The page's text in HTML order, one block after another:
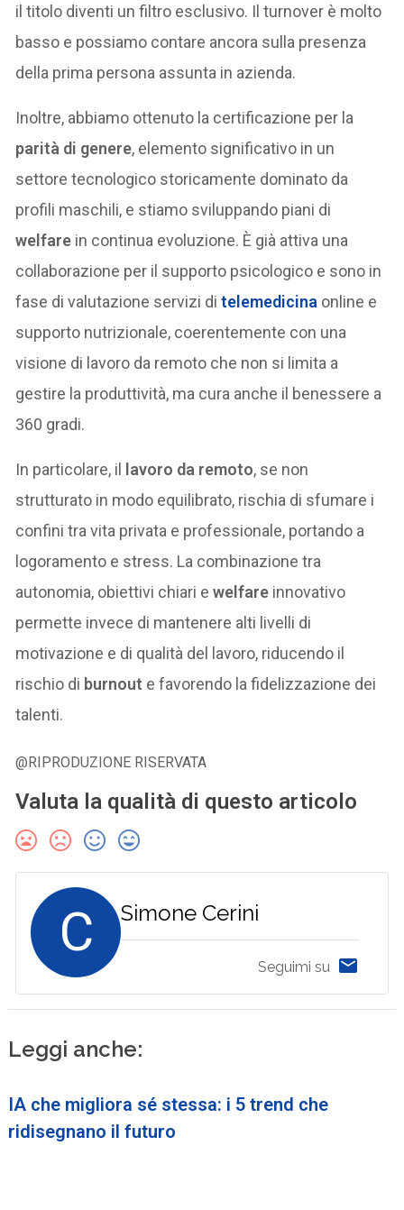
il titolo diventi un filtro esclusivo. Il turnover è molto
basso e possiamo contare ancora sulla presenza
della prima persona assunta in azienda.
Inoltre, abbiamo ottenuto la certificazione per la
parità di genere, elemento significativo in un
settore tecnologico storicamente dominato da
profili maschili, e stiamo sviluppando piani di
welfare in continua evoluzione. È già attiva una
collaborazione per il supporto psicologico e sono in
fase di valutazione servizi ditelemedicina online e
supporto nutrizionale, coerentemente con una
visione di lavoro da remoto che non si limita a
gestire la produttività, ma cura anche il benessere a
360 gradi.
In particolare, il lavoro da remoto, se non
strutturato in modo equilibrato, rischia di sfumare i
confini tra vita privata e professionale, portando a
logoramento e stress. La combinazione tra
autonomia, obiettivi chiari ewelfare innovativo
permette invece di mantenere alti livelli di
motivazione e di qualità del lavoro, riducendo il
rischio di burnout e favorendo la fidelizzazione dei
talenti.
@RIPRODUZIONE RISERVATA
Valuta la qualità di questo articolo
C Simone Cerini
Seguimi su
Leggi anche:
IA che migliora sé stessa: i 5 trend che
ridisegnano il futuro